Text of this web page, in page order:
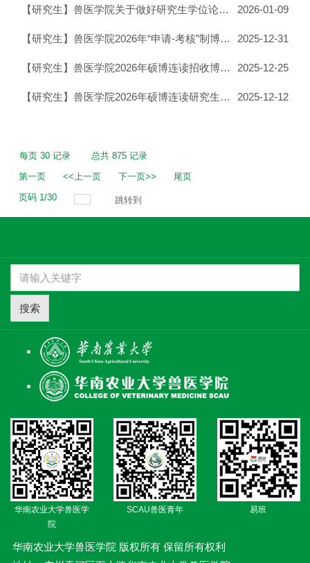
2026-01-09
【研究生】兽医学院关于做好研究生学位论文预答辩工作的通知
2025-12-31
【研究生】兽医学院2026年“申请-考核”制博士研究生 招生实施细则
2025-12-25
【研究生】兽医学院2026年硕博连读招收博士研究生拟录取 名单公示
2025-12-12
【研究生】兽医学院2026年硕博连读研究生招生考生资格审查结果公示
每页 30 记录 总共 875 记录
第一页
<<上一页 下一页>>
尾页
页码 1/30 跳转到
搜索
华南农业大学兽医学
院
SCAU兽医青年 易班
华南农业大学兽医学院 版权所有 保留所有权利